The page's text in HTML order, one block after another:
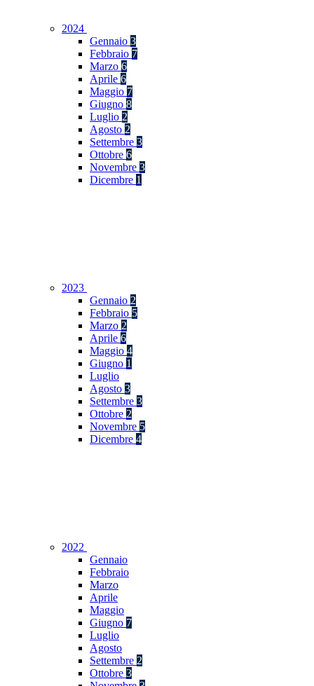
2024
Gennaio 3
Febbraio 7
Marzo 6
Aprile 6
Maggio 7
Giugno 8
Luglio 2
Agosto 2
Settembre 3
Ottobre 6
Novembre 3
Dicembre 1
2023
Gennaio 2
Febbraio 5
Marzo 2
Aprile 6
Maggio 4
Giugno 1
Luglio
Agosto 3
Settembre 3
Ottobre 2
Novembre 5
Dicembre 4
2022
Gennaio
Febbraio
Marzo
Aprile
Maggio
Giugno 7
Luglio
Agosto
Settembre 2
Ottobre 3